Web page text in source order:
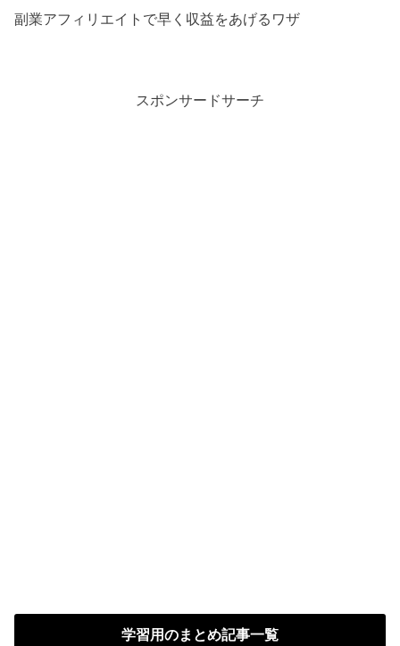
副業アフィリエイトで早く収益をあげるワザ
スポンサードサーチ
学習用のまとめ記事一覧